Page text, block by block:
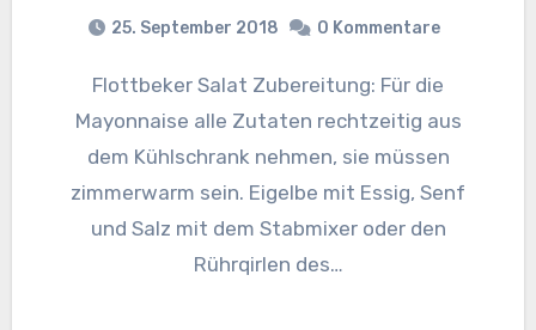
25. September 2018 0 Kommentare
Flottbeker Salat Zubereitung: Für die
Mayonnaise alle Zutaten rechtzeitig aus
dem Kühlschrank nehmen, sie müssen
zimmerwarm sein. Eigelbe mit Essig, Senf
und Salz mit dem Stabmixer oder den
Rührqirlen des…